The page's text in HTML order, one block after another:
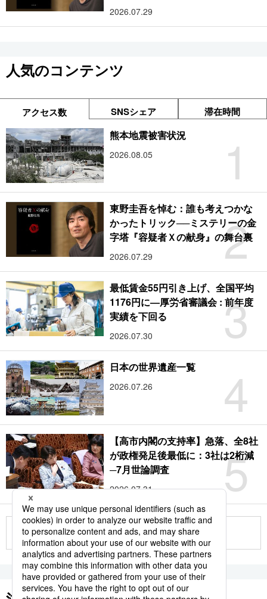
2026.07.29
人気のコンテンツ
アクセス数 SNSシェア 滞在時間
1
熊本地震被害状況
2026.08.05
2
東野圭吾を悼む：誰も考えつかな
かったトリック──ミステリーの金
字塔『容疑者Ｘの献身』の舞台裏
2026.07.29
3
最低賃金55円引き上げ、全国平均
1176円に―厚労省審議会 : 前年度
実績を下回る
2026.07.30
4
日本の世界遺産一覧
2026.07.26
5
【高市内閣の支持率】急落、全8社
が政権発足後最低に：3社は2桁減
─7月世論調査
2026.07.31
もっと見る